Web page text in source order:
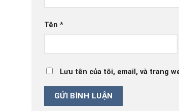
Tên *
Lưu tên của tôi, email, và trang